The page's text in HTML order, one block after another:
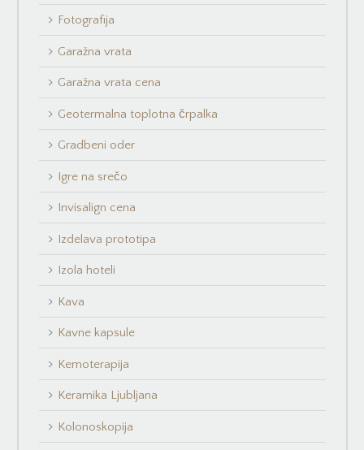
Fotografija
Garažna vrata
Garažna vrata cena
Geotermalna toplotna črpalka
Gradbeni oder
Igre na srečo
Invisalign cena
Izdelava prototipa
Izola hoteli
Kava
Kavne kapsule
Kemoterapija
Keramika Ljubljana
Kolonoskopija